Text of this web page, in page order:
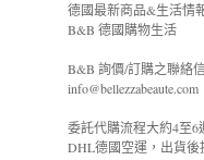
德國最新商品&生活情
B&B 德國購物生活
B&B 詢價/訂購之聯絡
info@bellezzabeaute.com
委託代購流程大約4至6
DHL德國空運，出貨後